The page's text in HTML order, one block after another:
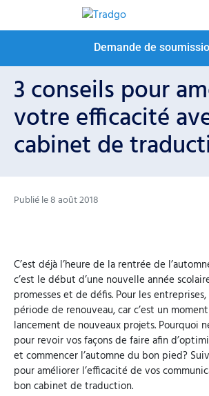
Demande de
3 conseils pour
votre efficacité
cabinet de
Publié le8 août 2018
C’est déjà l’heure de la rentrée de
c’est le début d’une nouvelle année
promesses et de défis. Pour les entreprises,
période de renouveau, car c’est un
lancement de nouveaux projets. Pourquoi
pour revoir vos façons de faire afin
et commencer l’automne du bon pied?
pour améliorer l’efficacité de vos
bon cabinet de traduction.